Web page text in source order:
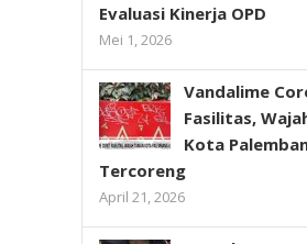
Evaluasi Kinerja OPD
Mei 1, 2026
Vandalime
Fasilitas,
Kota
Tercoreng
April 21, 2026